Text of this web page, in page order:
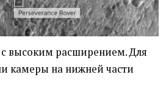
высоким расширением. Для
камеры на нижней части